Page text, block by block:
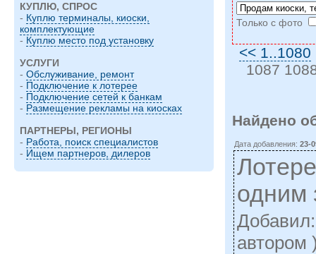
КУПЛЮ, СПРОС
- Куплю терминалы, киоски,
комплектующие
- Куплю место под установку
УСЛУГИ
- Обслуживание, ремонт
- Подключение к лотерее
- Подключение сетей к банкам
- Размещение рекламы на киосках
ПАРТНЕРЫ, РЕГИОНЫ
- Работа, поиск специалистов
- Ищем партнеров, дилеров
Только с фото
<< 1..1080
1087
Найдено
Дата добавления:23-
одним
автором